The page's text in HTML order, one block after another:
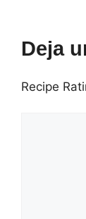
Deja
Recipe